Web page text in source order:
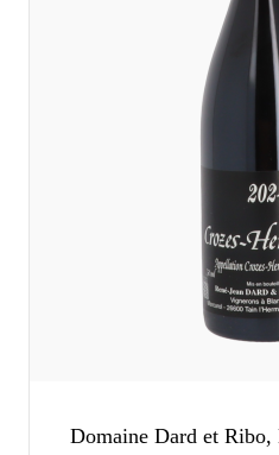
Domaine Dard et Ribo,